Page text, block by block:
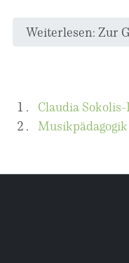
Weiterlesen: Zur
Claudia
Musikpädagogik